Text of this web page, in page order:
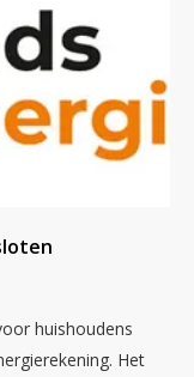
huishoudens
Het